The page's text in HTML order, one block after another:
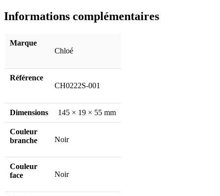
Informations complémentaires
Référence
CH0222S-001
Dimensions 145 × 19 × 55 mm
Couleur
branche
Noir
Couleur
face
Noir
Marque
Chloé